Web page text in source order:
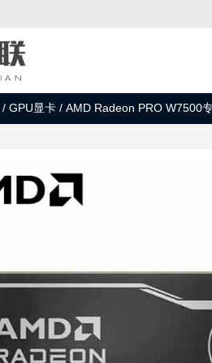
/ GPU显卡 / AMD Radeon PRO W7500